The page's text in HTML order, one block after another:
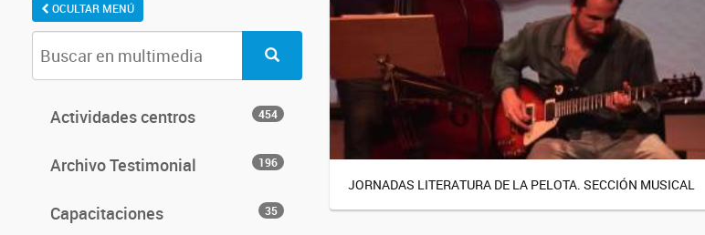
OCULTAR MENÚ
Actividades centros 454
Archivo Testimonial 196
Capacitaciones 35
JORNADAS LITERATURA DE LA PELOTA. SECCIÓN MUSICAL